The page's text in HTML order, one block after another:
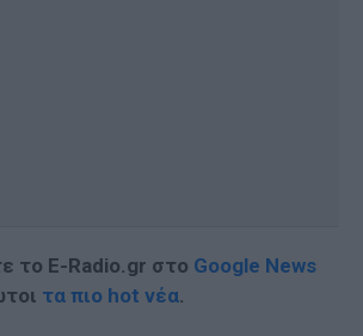
το E-Radio.gr στο Google News
τα πιο hot νέα.